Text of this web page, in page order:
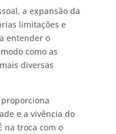
a expansão da
limitações e
entender o
como as
diversas
e a vivência do
na troca com o